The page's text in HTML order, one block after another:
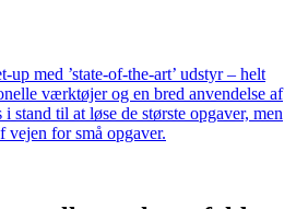
up med ’state-of-the-art’ udstyr – helt
værktøjer og en bred anvendelse af
stand til at løse de største opgaver, men
vejen for små opgaver.